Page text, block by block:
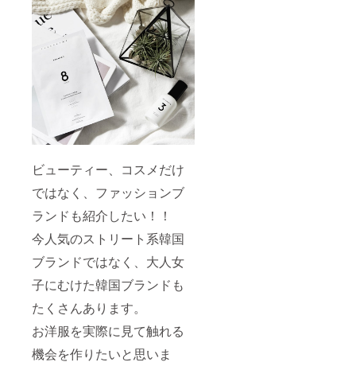
ビューティー、コスメだけ
ではなく、ファッションブ
ランドも紹介したい！！
今人気のストリート系韓国
ブランドではなく、大人女
子にむけた韓国ブランドも
たくさんあります。
お洋服を実際に見て触れる
機会を作りたいと思いま